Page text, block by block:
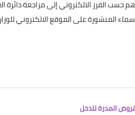
حسب الفرز الالكتروني إلى مراجعة
المنشورة على الموقع الالكتروني
المدرة للدخل